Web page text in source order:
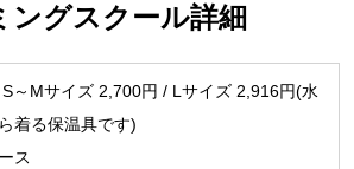
ングスクール詳細
～Mサイズ 2,700円 / Lサイズ 2,916円(水
着る保温具です)
ス